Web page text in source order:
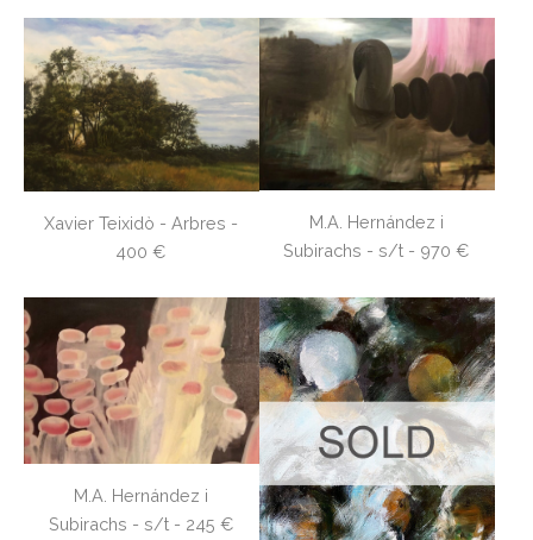
Xavier Teixidò - Arbres -
400 €
M.A. Hernández i
Subirachs - s/t - 970 €
M.A. Hernández i
Subirachs - s/t - 245 €